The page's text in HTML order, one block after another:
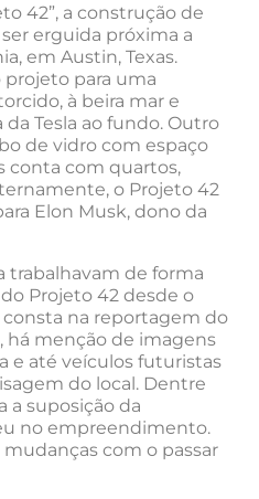
42”, a construção de
erguida próxima a
em Austin, Texas.
projeto para uma
à beira mar e
Tesla ao fundo. Outro
de vidro com espaço
conta com quartos,
o Projeto 42
Elon Musk, dono da
trabalhavam de forma
Projeto 42 desde o
consta na reportagem do
, há menção de imagens
e até veículos futuristas
do local. Dentre
a suposição da
no empreendimento.
mudanças com o passar